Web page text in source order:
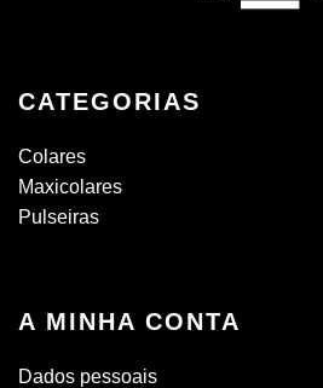
CATEGORIAS
Colares
Maxicolares
Pulseiras
A MINHA CONTA
Dados pessoais